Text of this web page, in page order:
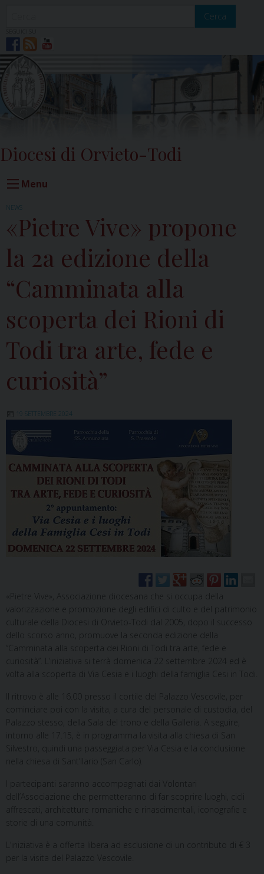
Cerca
Diocesi di Orvieto-Todi
Menu
NEWS
«Pietre Vive» propone
la 2a edizione della
“Camminata alla
scoperta dei Rioni di
Todi tra arte, fede e
curiosità”
19 SETTEMBRE 2024
«Pietre Vive», Associazione diocesana che si occupa della
valorizzazione e promozione degli edifici di culto e del patrimonio
culturale della Diocesi di Orvieto-Todi dal 2005, dopo il successo
dello scorso anno, promuove la seconda edizione della
“Camminata alla scoperta dei Rioni di Todi tra arte, fede e
curiosità”. L’iniziativa si terrà domenica 22 settembre 2024 ed è
volta alla scoperta di Via Cesia e i luoghi della famiglia Cesi in Todi.
Il ritrovo è alle 16.00 presso il cortile del Palazzo Vescovile, per
cominciare poi con la visita, a cura del personale di custodia, del
Palazzo stesso, della Sala del trono e della Galleria. A seguire,
intorno alle 17.15, è in programma la visita alla
chiesa di San
Silvestro, quindi una passeggiata per Via Cesia e la conclusione
nella chiesa di Sant’Ilario (San Carlo).
I partecipanti saranno accompagnati dai Volontari
dell’Associazione che permetteranno di far scoprire luoghi, cicli
affrescati, architetture romaniche e rinascimentali, iconografie e
storie di una comunità.
L’iniziativa è a offerta libera ad esclusione di un contributo di € 3
per la visita del Palazzo Vescovile.